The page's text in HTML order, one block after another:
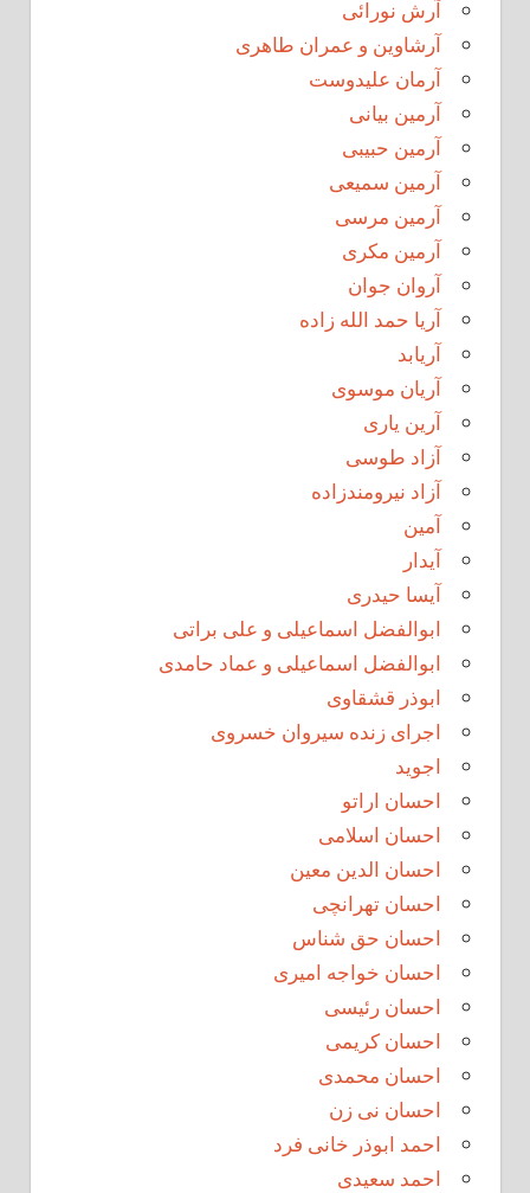
آرش نورائی
آرشاوین و عمران طاهری
آرمان علیدوست
آرمین بیانی
آرمین حبیبی
آرمین سمیعی
آرمین مرسی
آرمین مکری
آروان جوان
آریا حمد الله زاده
آریابد
آریان موسوی
آرین یاری
آزاد طوسی
آزاد نیرومندزاده
آمین
آیدار
آیسا حیدری
ابوالفضل اسماعیلی و علی براتی
ابوالفضل اسماعیلی و عماد حامدی
ابوذر قشقاوی
اجرای زنده سیروان خسروی
اجوید
احسان اراتو
احسان اسلامی
احسان الدین معین
احسان تهرانچی
احسان حق شناس
احسان خواجه امیری
احسان رئیسی
احسان کریمی
احسان محمدی
احسان نی زن
احمد ابوذر خانی فرد
احمد سعیدی